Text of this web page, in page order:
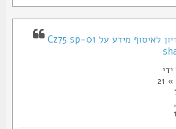
Re: דיון לאיסוף מידע על Cz75 sp-01